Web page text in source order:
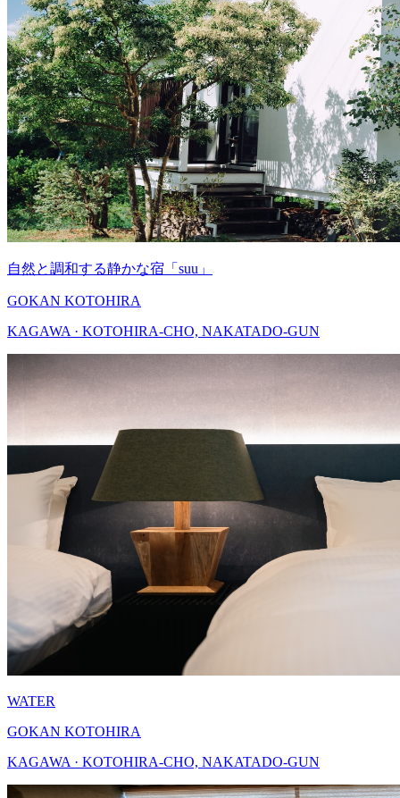
自然と調和する静かな宿「suu」
GOKAN KOTOHIRA
KAGAWA · KOTOHIRA-CHO, NAKATADO-GUN
WATER
GOKAN KOTOHIRA
KAGAWA · KOTOHIRA-CHO, NAKATADO-GUN